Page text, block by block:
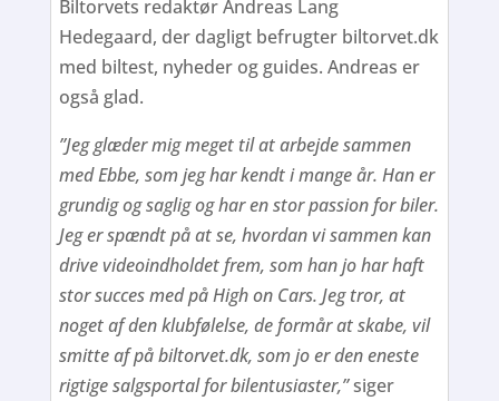
Biltorvets redaktør Andreas Lang
Hedegaard, der dagligt befrugter biltorvet.dk
med biltest, nyheder og guides. Andreas er
også glad.
”Jeg glæder mig meget til at arbejde sammen
med Ebbe, som jeg har kendt i mange år. Han er
grundig og saglig og har en stor passion for biler.
Jeg er spændt på at se, hvordan vi sammen kan
drive videoindholdet frem, som han jo har haft
stor succes med på High on Cars. Jeg tror, at
noget af den klubfølelse, de formår at skabe, vil
smitte af på biltorvet.dk, som jo er den eneste
rigtige salgsportal for bilentusiaster,”siger